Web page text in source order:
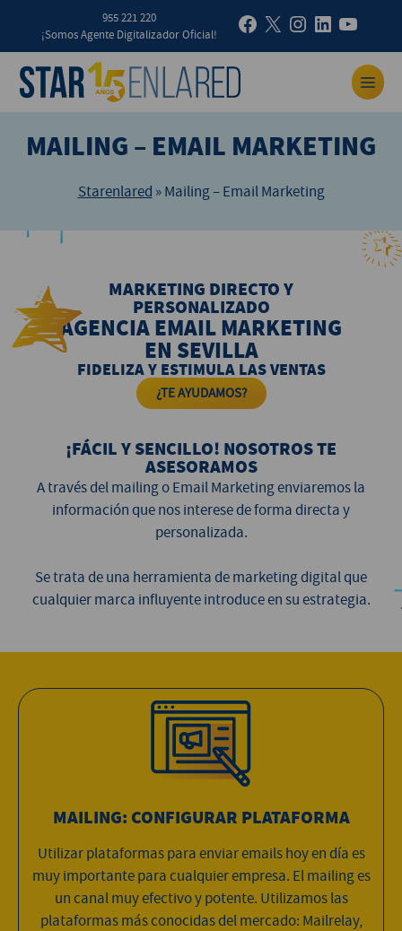
955 221 220
¡Somos Agente Digitalizador Oficial!
MAILING – EMAIL MARKETING
Starenlared »Mailing – Email Marketing
MARKETING DIRECTO Y
PERSONALIZADO
AGENCIA EMAIL MARKETING
EN SEVILLA
FIDELIZA Y ESTIMULA LAS VENTAS
¿TE AYUDAMOS?
¡FÁCIL Y SENCILLO! NOSOTROS TE
ASESORAMOS
A través del mailing o Email Marketing enviaremos la
información que nos interese de forma directa y
personalizada.
Se trata de una herramienta de marketing digital que
cualquier marca influyente introduce en su estrategia.
MAILING: CONFIGURAR PLATAFORMA
Utilizar plataformas para enviar emails hoy en día es
muy importante para cualquier empresa. El mailing es
un canal muy efectivo y potente. Utilizamos las
plataformas más conocidas del mercado: Mailrelay,